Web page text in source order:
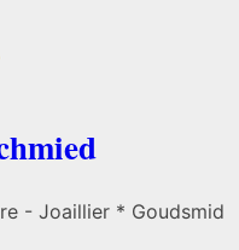
- Joaillier * Goudsmid